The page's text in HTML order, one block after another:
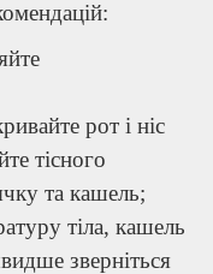
рот і ніс
тісного
та кашель;
тіла, кашель
зверніться